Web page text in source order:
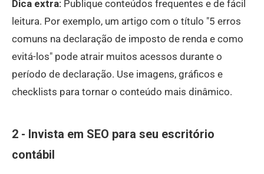
Dica extra: Publique conteúdos frequentes e de fácil
leitura. Por exemplo, um artigo com o título "5 erros
comuns na declaração de imposto de renda e como
evitá-los" pode atrair muitos acessos durante o
período de declaração. Use imagens, gráficos e
checklists para tornar o conteúdo mais dinâmico.
2 - Invista em SEO para seu escritório
contábil